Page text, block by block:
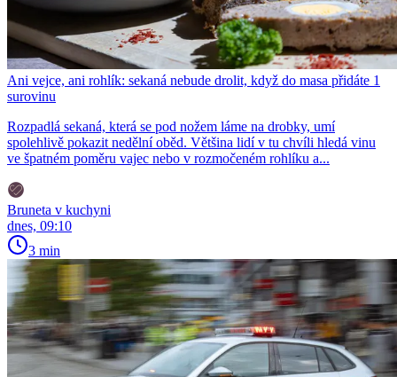
Ani vejce, ani rohlík: sekaná nebude drolit, když do masa přidáte 1
surovinu
Rozpadlá sekaná, která se pod nožem láme na drobky, umí
spolehlivě pokazit nedělní oběd. Většina lidí v tu chvíli hledá vinu
ve špatném poměru vajec nebo v rozmočeném rohlíku a...
Bruneta v kuchyni
dnes, 09:10
3 min